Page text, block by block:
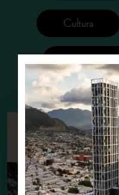
Cultura
Vive el Centro: tu
pasos